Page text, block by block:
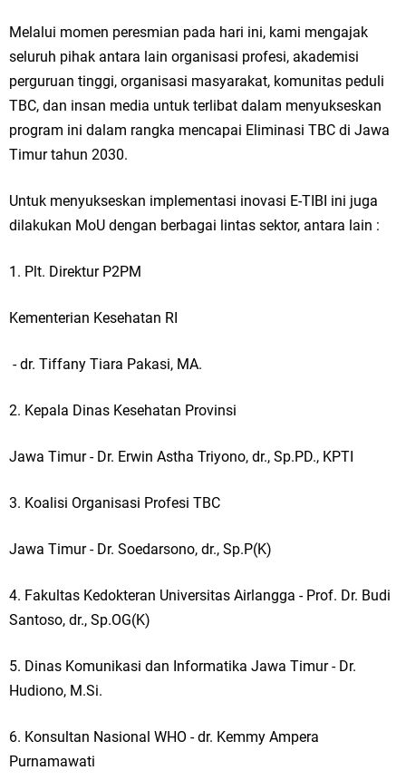
Melalui momen peresmian pada hari ini, kami mengajak
seluruh pihak antara lain organisasi profesi, akademisi
perguruan tinggi, organisasi masyarakat, komunitas peduli
TBC, dan insan media untuk terlibat dalam menyukseskan
program ini dalam rangka mencapai Eliminasi TBC di Jawa
Timur tahun 2030.
Untuk menyukseskan implementasi inovasi E-TIBI ini juga
dilakukan MoU dengan berbagai lintas sektor, antara lain :
1. Plt. Direktur P2PM
Kementerian Kesehatan RI
- dr. Tiffany Tiara Pakasi, MA.
2. Kepala Dinas Kesehatan Provinsi
Jawa Timur - Dr. Erwin Astha Triyono, dr., Sp.PD., KPTI
3. Koalisi Organisasi Profesi TBC
Jawa Timur - Dr. Soedarsono, dr., Sp.P(K)
4. Fakultas Kedokteran Universitas Airlangga - Prof. Dr. Budi
Santoso, dr., Sp.OG(K)
5. Dinas Komunikasi dan Informatika Jawa Timur - Dr.
Hudiono, M.Si.
6. Konsultan Nasional WHO - dr. Kemmy Ampera
Purnamawati